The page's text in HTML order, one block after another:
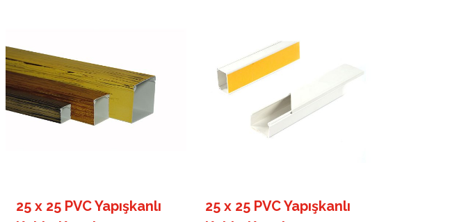
25 x 25 PVC Yapışkanlı
25 x 25 PVC Yapışkanlı